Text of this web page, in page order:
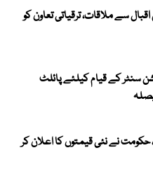
سے ملاقات، ترقیاتی تعاون کو
سنٹر کے قیام کیلئے پائلٹ
حکومت نے نئی قیمتوں کا اعلان کر